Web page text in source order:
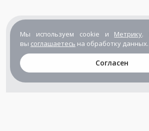
Мы используем cookie и Метрику.
вы соглашаетесь на обработку данных.
Согласен